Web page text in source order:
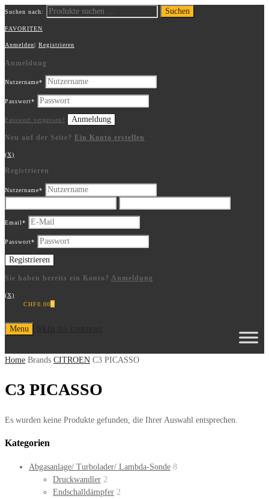
Suchen nach: Suchen
FAVORITEN
Anmelden| Registrieren
Anmeldung
Nutzername*
Passwort*
Passwort vergessen?
Neu auf der Seite? Ein Konto erstellen
(X)
Registrieren
Nutzername*
Email*
Passwort*
Sie haben bereits ein Konto? Anmeldung
(X)
CHF0.000
Menu
Home Brands CITROEN C3 PICASSO
C3 PICASSO
Es wurden keine Produkte gefunden, die Ihrer Auswahl entsprechen.
Kategorien
Abgasanlage/ Turbolader/ Lambda-Sonde 8
Druckwandler 2
Endschalldämpfer 2